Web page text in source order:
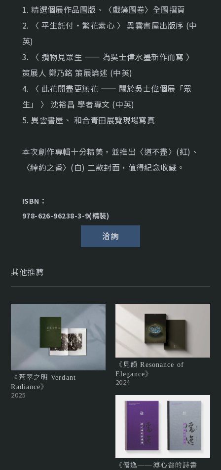
1. 精選個展作品圖版、〈戲藻圖卷〉全圖摺頁
2. 〈 平生託付・繁花素心 〉 異雲書屋出版序 (中
英)
3. 〈 攬物見眾生 —— 為吳士偉水墨新作而寫 〉
策展人 鄭乃銘 策展論述 (中英)
4. 〈 此花開盡更無花 —— 關於吳士偉個展「眾
生」 〉 沈裕昌 學者專文 (中英)
5. 異雲書屋、 和合青田展覽現場寫真
本次創作專輯十分精美，並推出〈道不盡〉(紅)、
〈綽約之香〉(白) 二款封面，值得紀念收藏。
ISBN：
978-626-96238-3-9(精裝)
洽詢
其他推薦
《蒼翠之明 Verdant
Radiance》
2025
《見韻 Resonance of
Elegance》
2024
《儒逸——溥心畬的詩書